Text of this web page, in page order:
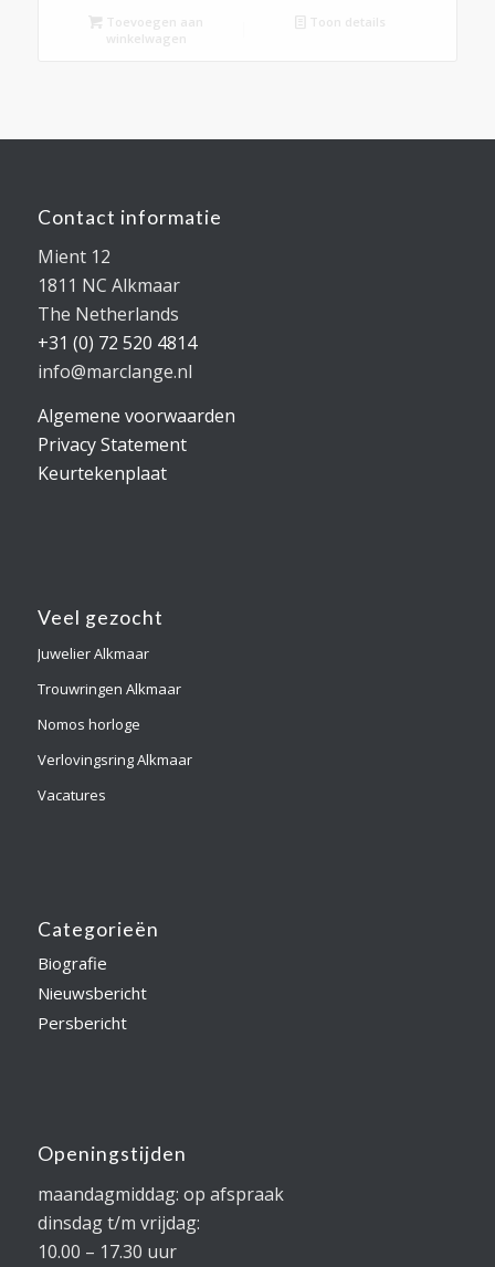
Toevoegen aan
winkelwagen
Toon details
Contact informatie
Mient 12
1811 NC Alkmaar
The Netherlands
+31 (0) 72 520 4814
info@marclange.nl
Algemene voorwaarden
Privacy Statement
Keurtekenplaat
Veel gezocht
Juwelier Alkmaar
Trouwringen Alkmaar
Nomos horloge
Verlovingsring Alkmaar
Vacatures
Categorieën
Biografie
Nieuwsbericht
Persbericht
Openingstijden
maandagmiddag: op afspraak
dinsdag t/m vrijdag:
10.00 – 17.30 uur